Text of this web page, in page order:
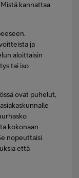
kannattaa
ja
aloittaisin
tai iso
ovat puhelut,
kokonaan
nopeuttaisi
että